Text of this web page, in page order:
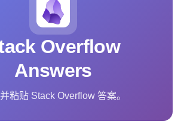
Overflow
Answers
粘贴 Stack Overflow 答案。